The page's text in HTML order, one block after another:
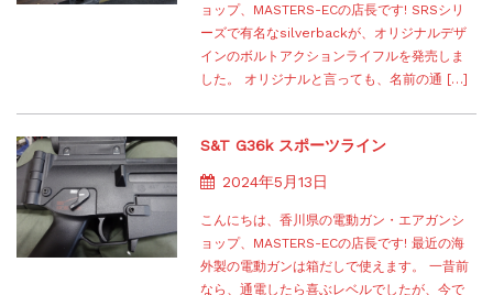
ョップ、MASTERS-ECの店長です! SRSシリ
ーズで有名なsilverbackが、オリジナルデザ
インのボルトアクションライフルを発売しま
した。 オリジナルと言っても、名前の通 […]
S&T G36k スポーツライン
2024年5月13日
こんにちは、香川県の電動ガン・エアガンシ
ョップ、MASTERS-ECの店長です! 最近の海
外製の電動ガンは箱だしで使えます。 一昔前
なら、通電したら喜ぶレベルでしたが、今で